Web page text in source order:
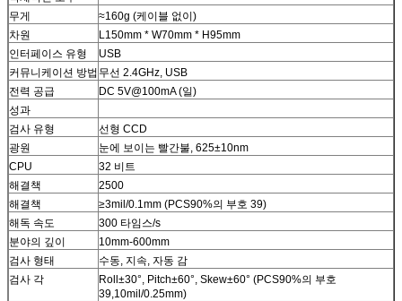
무게
≈160g (케이블 없이)
차원
L150mm * W70mm * H95mm
인터페이스 유형
USB
커뮤니케이션 방법 무선 2.4GHz, USB
전력 공급
DC 5V@100mA (일)
성과
검사 유형
선형 CCD
광원
눈에 보이는 빨간불, 625±10nm
CPU
32 비트
해결책
2500
해결책
≥3mil/0.1mm (PCS90%의 부호 39)
해독 속도
300 타임스/s
분야의 깊이
10mm-600mm
검사 형태
수동, 지속, 자동 감
검사 각
Roll±30°, Pitch±60°, Skew±60° (PCS90%의 부호
39,10mil/0.25mm)